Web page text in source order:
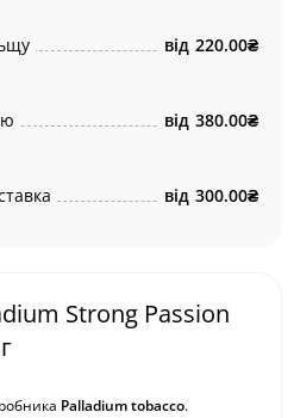
від 220.00₴
від 380.00₴
від 300.00₴
Strong Passion
Palladium tobacco.